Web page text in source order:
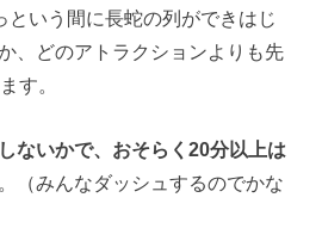
という間に長蛇の列ができはじ
、どのアトラクションよりも先
す。
ないかで、おそらく20分以上は
（みんなダッシュするのでかな